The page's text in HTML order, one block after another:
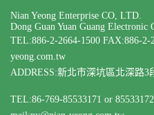
Nian Yeong Enterprise CO, LTD.
Dong Guan Yuan Guang Electronic
TEL:886-2-2664-1500 FAX:886-2-
yeong.com.tw
ADDRESS:新北市深坑區北深路3
TEL:86-769-85533171 or 85533172